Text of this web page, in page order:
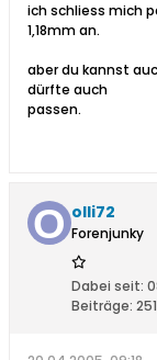
ich schliess mich
1,18mm an.
aber du kannst
dürfte auch
passen.
olli72
Forenjunky
Dabei seit:
Beiträge: